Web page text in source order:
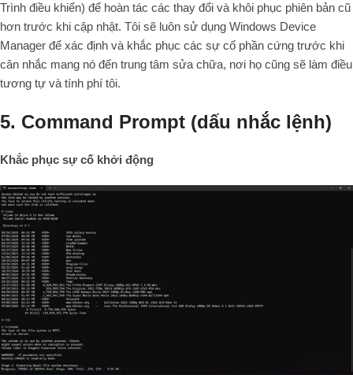
Trình điều khiển) để hoàn tác các thay đổi và khôi phục phiên bản cũ
hơn trước khi cập nhật. Tôi sẽ luôn sử dụng Windows Device
Manager để xác định và khắc phục các sự cố phần cứng trước khi
cân nhắc mang nó đến trung tâm sửa chữa, nơi họ cũng sẽ làm điều
tương tự và tính phí tôi.
5. Command Prompt (dấu nhắc lệnh)
Khắc phục sự cố khởi động